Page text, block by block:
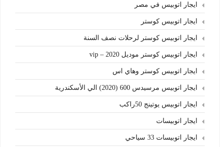
ايجار اتوبيس في مصر
ايجار اتوبيس كوستر
ايجار اتوبيس كوستر لرحلات نصف السنة
ايجار اتوبيس كوستر موديل 2020 – vip
ايجار اتوبيس كوستر وهاي اس
ايجار اتوبيس مرسيدس 600 (2020) الي الأسكندرية
ايجار اتوبيس يوتينج 50راكب
ايجار اتوبيسات
ايجار اتوبيسات 33 سياحي